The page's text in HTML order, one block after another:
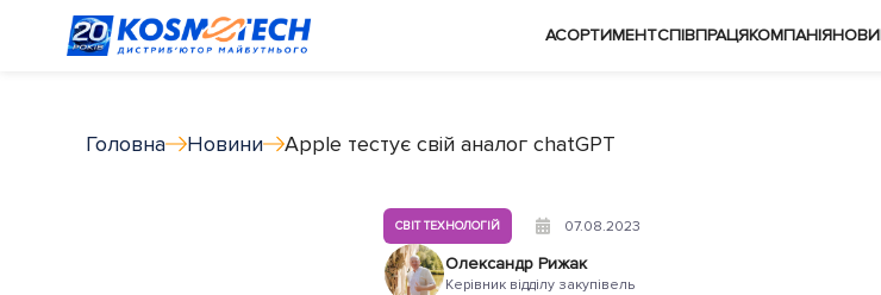
АСОРТИМЕНТСПІВПРАЦЯКОМПАНІЯ
Головна Новини Apple тестує свій аналог chatGPT
СВІТ ТЕХНОЛОГІЙ 07.08.2023
Олександр Рижак
Керівник відділу закупівель